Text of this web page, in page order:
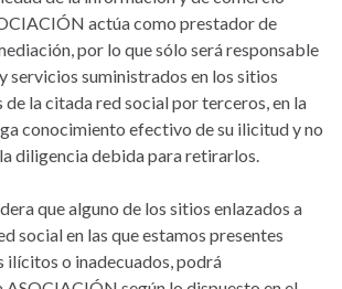
actúa como prestador de
por lo que sólo será responsable
servicios suministrados en los sitios
de la citada red social por terceros, en la
conocimiento efectivo de su ilicitud y no
diligencia debida para retirarlos.
que alguno de los sitios enlazados a
social en las que estamos presentes
ilícitos o inadecuados, podrá